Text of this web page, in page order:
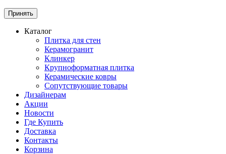
Принять
Каталог
Плитка для стен
Керамогранит
Клинкер
Крупноформатная плитка
Керамические ковры
Сопутствующие товары
Дизайнерам
Акции
Новости
Где Купить
Доставка
Контакты
Корзина